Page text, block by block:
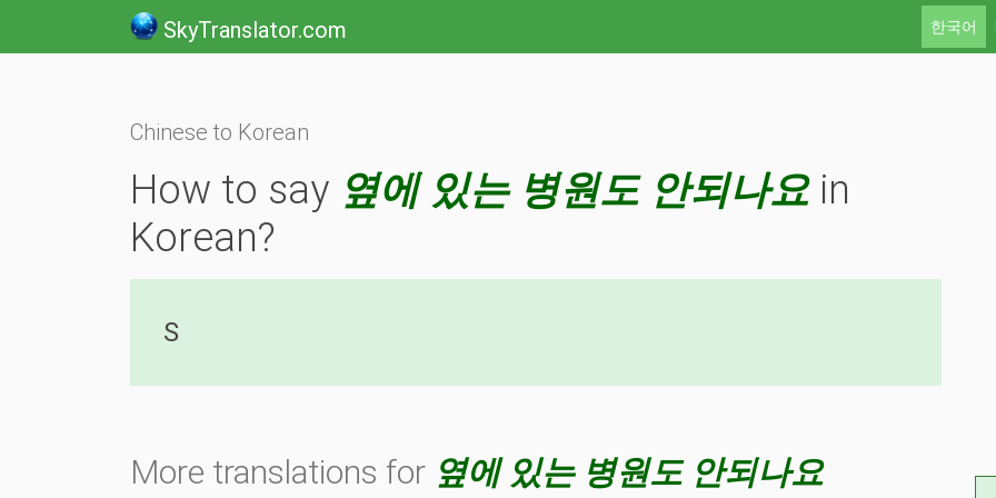
SkyTranslator.com 한국어
Chinese to Korean
How to say 옆에 있는 병원도 안되나요in
Korean?
S
More translations for 옆에 있는 병원도 안되나요